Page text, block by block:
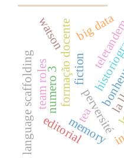
perversité
fiction
tea
formação docente
memory
editorial
numero 3
team roles
language scaffolding la
big data
watson